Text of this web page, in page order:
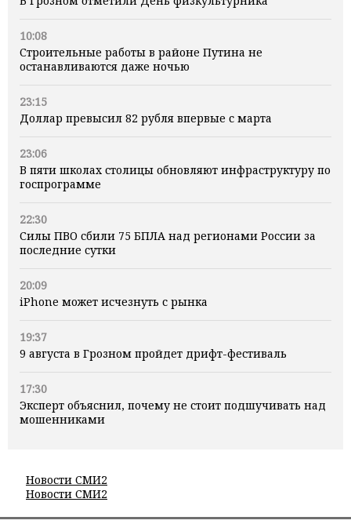
10:08
Строительные работы в районе Путина не
останавливаются даже ночью
23:15
Доллар превысил 82 рубля впервые с марта
23:06
В пяти школах столицы обновляют инфраструктуру по
госпрограмме
22:30
Силы ПВО сбили 75 БПЛА над регионами России за
последние сутки
20:09
iPhone может исчезнуть с рынка
19:37
9 августа в Грозном пройдет дрифт-фестиваль
17:30
Эксперт объяснил, почему не стоит подшучивать над
мошенниками
Новости СМИ2
Новости СМИ2